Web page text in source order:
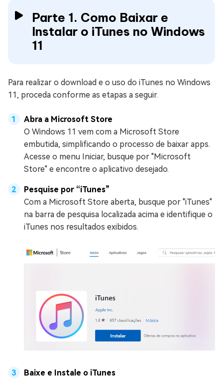
Parte 1. Como Baixar e
Instalar o iTunes no Windows
11
Para realizar o download e o uso do iTunes no Windows
11, proceda conforme as etapas a seguir.
Abra a Microsoft Store
O Windows 11 vem com a Microsoft Store
embutida, simplificando o processo de baixar apps.
Acesse o menu Iniciar, busque por "Microsoft
Store" e encontre o aplicativo desejado.
Pesquise por “iTunes”
Com a Microsoft Store aberta, busque por "iTunes"
na barra de pesquisa localizada acima e identifique o
iTunes nos resultados exibidos.
Baixe e Instale o iTunes